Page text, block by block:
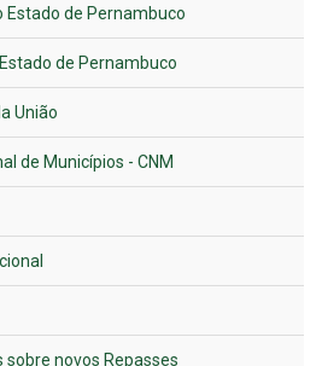
Estado de Pernambuco
de Pernambuco
União
de Municípios - CNM
novos Repasses